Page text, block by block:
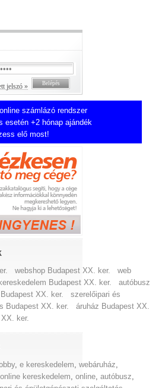
jelszó »
online számlázó rendszer
esetén +2 hónap ajándék
elő most!
webshop Budapest XX. ker.
web
Budapest XX. ker.
autóbusz
XX. ker.
szerelőipari és
Budapest XX. ker.
áruház Budapest XX.
ker.
,e kereskedelem ,webáruház
,online kereskedelem ,online ,autóbusz